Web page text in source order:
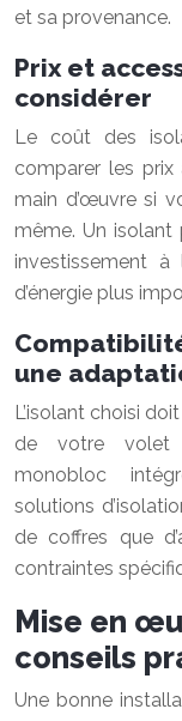
et sa provenance.
Prix et
considérer
Le coût des
comparer les
main d’œuvre si
même. Un isolant
investissement
d’énergie plus
une
L’isolant choisi
de votre volet
monobloc
solutions
de coffres que
contraintes
Mise en
conseils
Une bonne